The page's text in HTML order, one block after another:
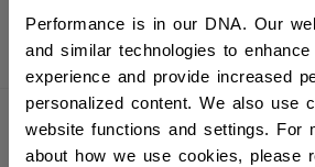
Performance is in our DNA. Our
and similar technologies to
experience and provide increased
personalized content. We also use
website functions and settings. For
about how we use cookies, please
PHOTOS DU PRODUIT
CARACTÉRISTIQUES